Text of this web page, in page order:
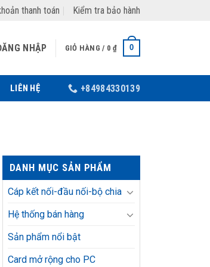
thanh toán Kiểm tra bảo hành
NHẬP GIỎ HÀNG / 0₫ 0
LIÊN HỆ +84984330139
DANH MỤC SẢN PHẨM
Cáp kết nối-đầu nối-bộ chia
Hệ thống bán hàng
Sản phẩm nổi bật
Card mở rộng cho PC